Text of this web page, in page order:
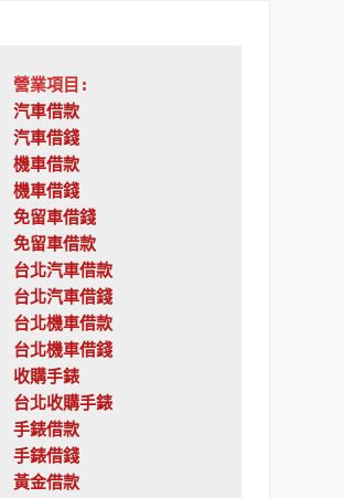
營業項目:
汽車借款
汽車借錢
機車借款
機車借錢
免留車借錢
免留車借款
台北汽車借款
台北汽車借錢
台北機車借款
台北機車借錢
收購手錶
台北收購手錶
手錶借款
手錶借錢
黃金借款